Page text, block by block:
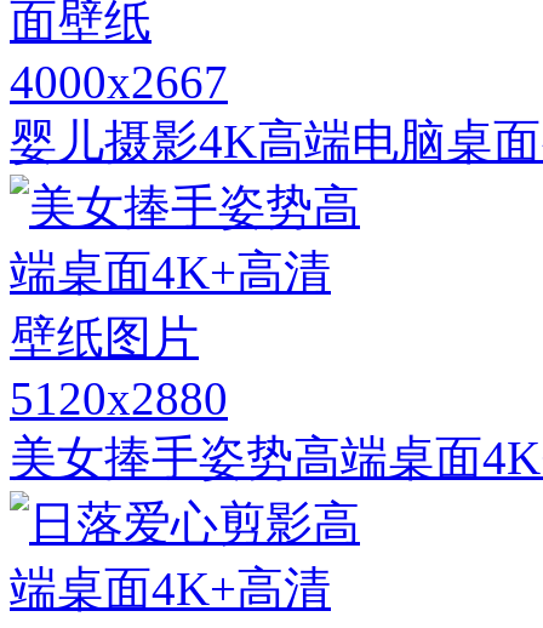
4000x2667
婴儿摄影4K高端电脑桌
5120x2880
美女捧手姿势高端桌面